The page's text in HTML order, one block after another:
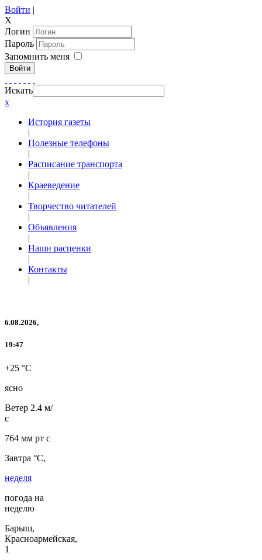
Войти |
X
Логин
Пароль
Запомнить меня
Войти
Искать
x
История газеты
|
Полезные телефоны
|
Расписание транспорта
|
Краеведение
|
Творчество читателей
|
Объявления
|
Наши расценки
|
Контакты
|
6.08.2026,
19:47
+25 °C
ясно
Ветер 2.4 м/
с
764 мм рт с
Завтра °C,
неделя
погода на
неделю
Барыш,
Красноармейская,
1